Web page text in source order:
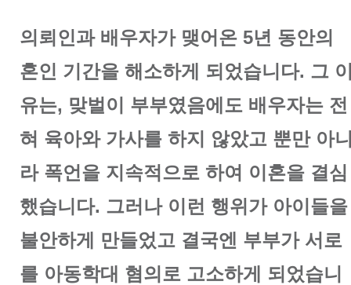
의뢰인과 배우자가 맺어온 5년 동안의
혼인 기간을 해소하게 되었습니다. 그
유는, 맞벌이 부부였음에도 배우자는 전
혀 육아와 가사를 하지 않았고 뿐만 아
라 폭언을 지속적으로 하여 이혼을 결심
했습니다. 그러나 이런 행위가 아이들을
불안하게 만들었고 결국엔 부부가 서로
를 아동학대 혐의로 고소하게 되었습니